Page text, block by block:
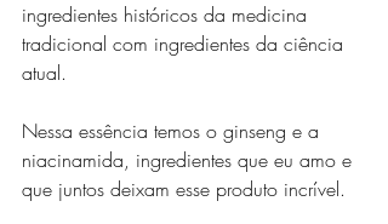
ingredientes históricos da medicina
tradicional com ingredientes da ciência
atual.
Nessa essência temos o ginseng e a
niacinamida, ingredientes que eu amo e
que juntos deixam esse produto incrível.